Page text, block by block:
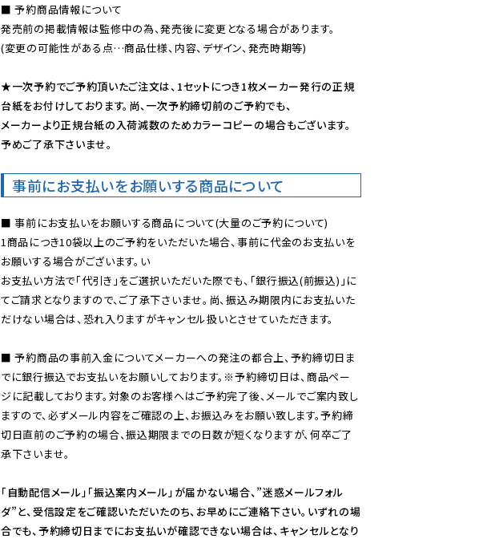
■ 予約商品情報について
発売前の掲載情報は監修中の為、発売後に変更となる場合があります。
(変更の可能性がある点…商品仕様、内容、デザイン、発売時期等)
★一次予約でご予約頂いたご注文は、1セットにつき1枚メーカー発行の正規
台紙をお付けしております。尚、一次予約締切前のご予約でも、
メーカーより正規台紙の入荷減数のためカラーコピーの場合もございます。
予めご了承下さいませ。
事前にお支払いをお願いする商品について
■ 事前にお支払いをお願いする商品について(大量のご予約について)
1商品につき10袋以上のご予約をいただいた場合、事前に代金のお支払いを
お願いする場合がございます。い
お支払い方法で「代引き」をご選択いただいた際でも、「銀行振込(前振込)」に
てご請求となりますので、ご了承下さいませ。尚、振込み期限内にお支払いた
だけない場合は、恐れ入りますがキャンセル扱いとさせていただきます。
■ 予約商品の事前入金についてメーカーへの発注の都合上、予約締切日ま
でに銀行振込でお支払いをお願いしております。※予約締切日は、商品ペー
ジに記載しております。対象のお客様へはご予約完了後、メールでご案内致し
ますので、必ずメール内容をご確認の上、お振込みをお願い致します。予約締
切日直前のご予約の場合、振込期限までの日数が短くなりますが、何卒ご了
承下さいませ。
「自動配信メール」「振込案内メール」が届かない場合、”迷惑メールフォル
ダ”と、受信設定をご確認いただいたのち、お早めにご連絡下さい。いずれの場
合でも、予約締切日までにお支払いが確認できない場合は、キャンセルとなり